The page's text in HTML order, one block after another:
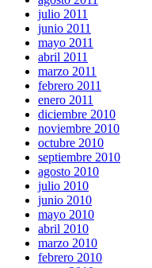
julio 2011
junio 2011
mayo 2011
abril 2011
marzo 2011
febrero 2011
enero 2011
diciembre 2010
noviembre 2010
octubre 2010
septiembre 2010
agosto 2010
julio 2010
junio 2010
mayo 2010
abril 2010
marzo 2010
febrero 2010